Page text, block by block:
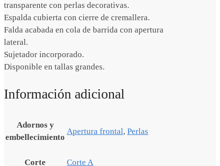
transparente con perlas decorativas.
Espalda cubierta con cierre de cremallera.
Falda acabada en cola de barrida con apertura
lateral.
Sujetador incorporado.
Disponible en tallas grandes.
Información adicional
Adornos y
embellecimiento
Apertura frontal, Perlas
Corte Corte A